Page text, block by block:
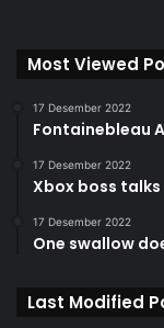
Most Viewed
17 Desember 2022
Fontainebleau
17 Desember 2022
Xbox boss
17 Desember 2022
One swallow
Last Modified